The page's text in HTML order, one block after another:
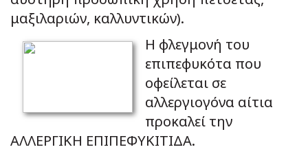
μαξιλαριών, καλλυντικών).
Η φλεγμονή του
επιπεφυκότα που
οφείλεται σε
αλλεργιογόνα αίτια
προκαλεί την
ΑΛΛΕΡΓΙΚΗ ΕΠΙΠΕΦΥΚΙΤΙΔΑ.